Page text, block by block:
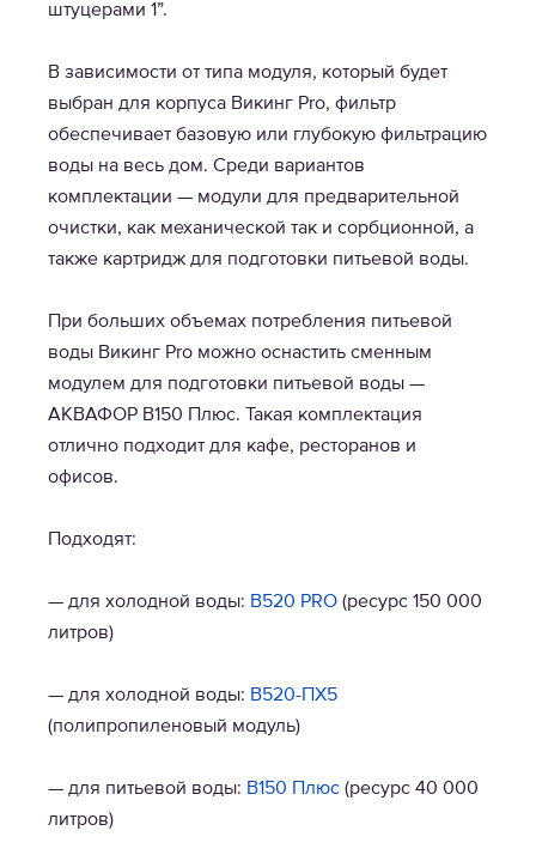
штуцерами 1”.
В зависимости от типа модуля, который будет
выбран для корпуса Викинг Pro, фильтр
обеспечивает базовую или глубокую фильтрацию
воды на весь дом. Среди вариантов
комплектации — модули для предварительной
очистки, как механической так и сорбционной, а
также картридж для подготовки питьевой воды.
При больших объемах потребления питьевой
воды Викинг Pro можно оснастить сменным
модулем для подготовки питьевой воды —
АКВАФОР B150 Плюс. Такая комплектация
отлично подходит для кафе, ресторанов и
офисов.
Подходят:
— для холодной воды: В520 PRO (ресурс 150 000
литров)
— для холодной воды: В520-ПХ5
(полипропиленовый модуль)
— для питьевой воды: В150 Плюс (ресурс 40 000
литров)